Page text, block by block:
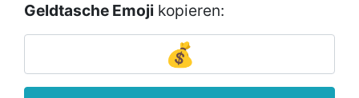
Geldtasche Emoji kopieren: